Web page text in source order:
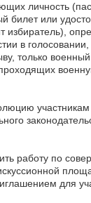
личность
билет или
избиратель),
в голосовании,
только военный
участникам
работу по
для